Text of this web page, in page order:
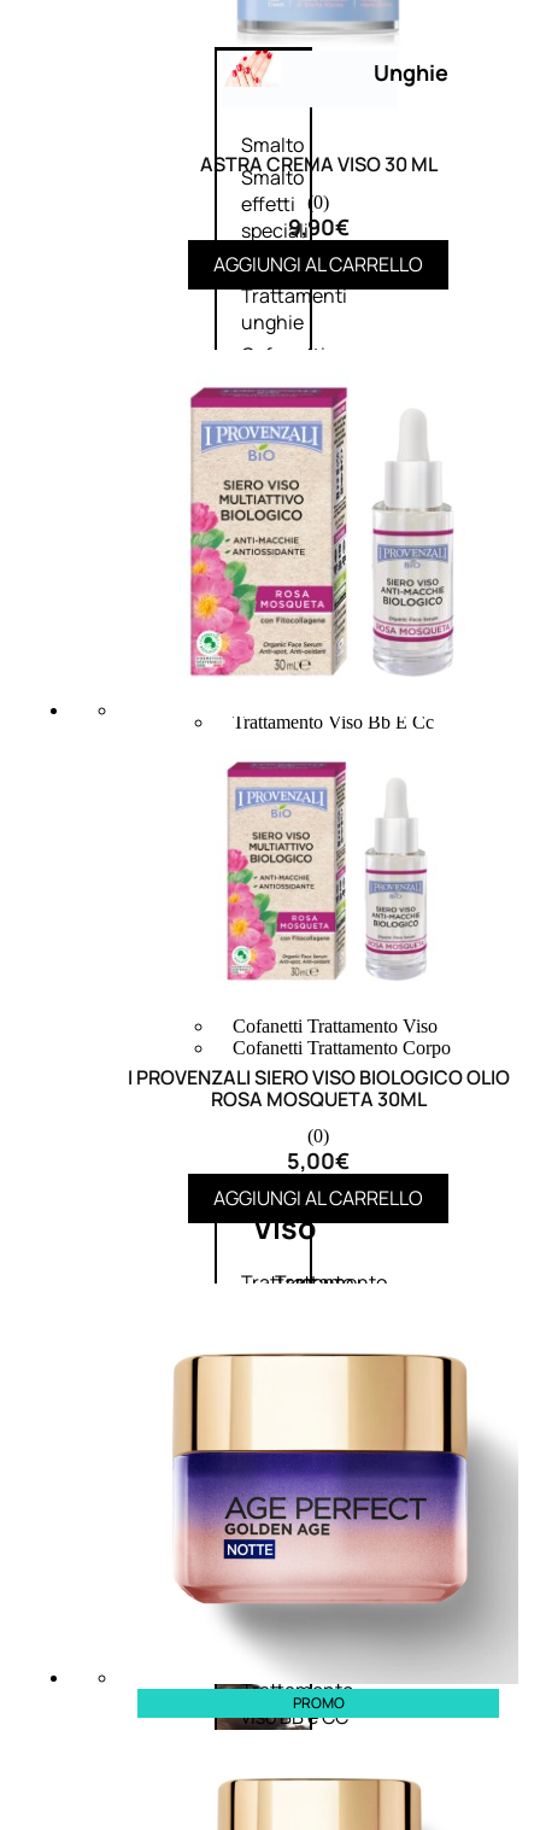
Unghie
Smalto
Smalto
effetti
speciali
Solvente
Trattamenti
unghie
Cofanetti
unghie
TRATTAMENTI
Trattamento Viso Antieta
Trattamento Viso Giorno
Trattamento Viso Notte
Trattamento Viso Bb E Cc
Trattamento Viso Occhi
Trattamento Viso Detergenza
Trattamento Viso Maschere
Trattamento Viso Idratante
Trattamento Viso Labbra
Trattamento Viso Sieri
Trattamento Collo e Decolleté
Trattamento Corpo
Trattamento Anticellulite
Trattamento Mani e Piedi
Trattamento Unghie
Cofanetti Trattamento Viso
Cofanetti Trattamento Corpo
Viso
Trattamento
Trattamento
viso antietà
Trattamento
viso
idratante
Trattamento
collo e
décolleté
Trattamento
viso BB e CC
Trattamento
Scrub
Maschere
Sieri
Cofanetti
trattamento
viso
ASTRA CREMA VISO 30 ML
(0)
9,90€
AGGIUNGI AL CARRELLO
I PROVENZALI SIERO VISO BIOLOGICO OLIO
ROSA MOSQUETA 30ML
(0)
5,00€
AGGIUNGI AL CARRELLO
PROMO